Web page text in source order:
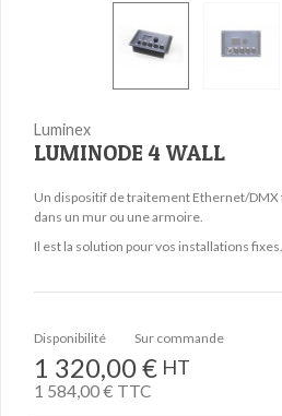
Luminex
LUMINODE 4 WALL
Un dispositif de traitement Ethernet/
dans un mur ou une armoire.
Il est la solution pour vos installations fixes.
Disponibilité Sur commande
1 320,00 € HT
1 584,00 € TTC